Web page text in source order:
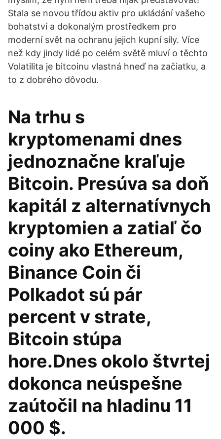
Stala se novou třídou aktiv pro ukládání vašeho
bohatství a dokonalým prostředkem pro
moderní svět na ochranu jejich kupní síly. Více
než kdy jindy lidé po celém světě mluví o těchto
Volatilita je bitcoinu vlastná hneď na začiatku, a
to z dobrého dôvodu.
Na trhu s
kryptomenami dnes
jednoznačne kraľuje
Bitcoin. Presúva sa doň
kapitál z alternatívnych
kryptomien a zatiaľ čo
coiny ako Ethereum,
Binance Coin či
Polkadot sú pár
percent v strate,
Bitcoin stúpa
hore.Dnes okolo štvrtej
dokonca neúspešne
zaútočil na hladinu 11
000 $.